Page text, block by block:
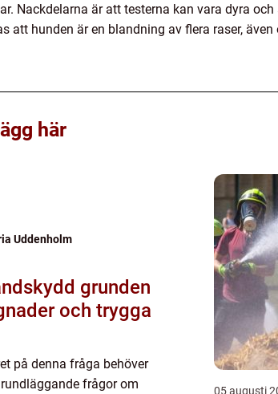
Nackdelarna är att testerna kan vara dyra
hunden är en blandning av flera raser, även
här
Uddenholm
grunden
och trygga
på denna fråga behöver
frågor om
05 augusti